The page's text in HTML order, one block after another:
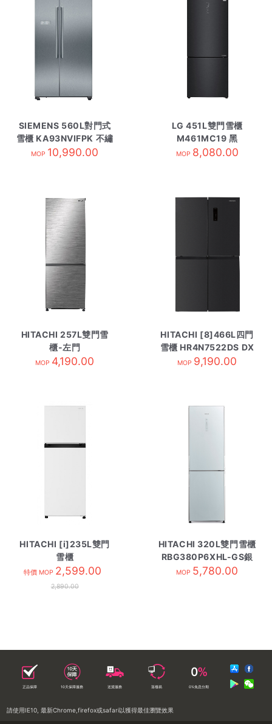
SIEMENS 560L對門式
雪櫃 KA93NVIFPK 不繡
綱色
MOP 10,990.00
LG 451L雙門雪櫃
M461MC19 黑
MOP 8,080.00
HITACHI 257L雙門雪
櫃-左門
RB330P8HLBSL 不繡
MOP 4,190.00
HITACHI [8]466L四門
雪櫃 HR4N7522DS DX
黑綱灰
MOP 9,190.00
HITACHI [i]235L雙門
雪櫃
HRTN5255MFPWHHK
白色
特價 MOP 2,599.00
2,890.00
HITACHI 320L雙門雪櫃
RBG380P6XHL-GS銀
玻璃
MOP 5,780.00
正品保障 10天保障服務 送貨服務 落樓易 0%免息分期
請使用IE10, 最新Chrome,firefox或safari以獲得最佳瀏覽效果